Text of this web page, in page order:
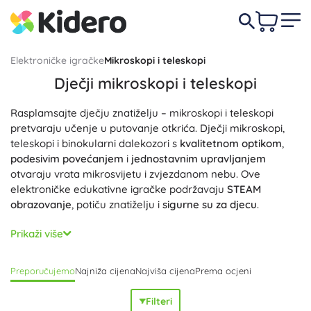
Elektroničke igračkeMikroskopi i teleskopi
Dječji mikroskopi i teleskopi
Rasplamsajte dječju znatiželju – mikroskopi i teleskopi
pretvaraju učenje u putovanje otkrića. Dječji mikroskopi,
teleskopi i binokularni dalekozori s kvalitetnom optikom,
podesivim povećanjem i jednostavnim upravljanjem
otvaraju vrata mikrosvijetu i zvjezdanom nebu. Ove
elektroničke edukativne igračke podržavaju STEAM
obrazovanje, potiču znatiželju i sigurne su za djecu.
Mikroskop za djecu ili početnike nudi oštre leće, zamjenjive
okulara i objektive te LED osvjetljenje za
fokusiranjem ibogatom opremom(stakalca, gotovi
preparati, pinceta, pipeta, posudice za uzorke, prijenosna
torbica) motivira na kućne pokuse i školske projekte.
Prikaži više
PreporučujemoNajniža cijenaNajviša cijenaPrema ocjeni
Filteri